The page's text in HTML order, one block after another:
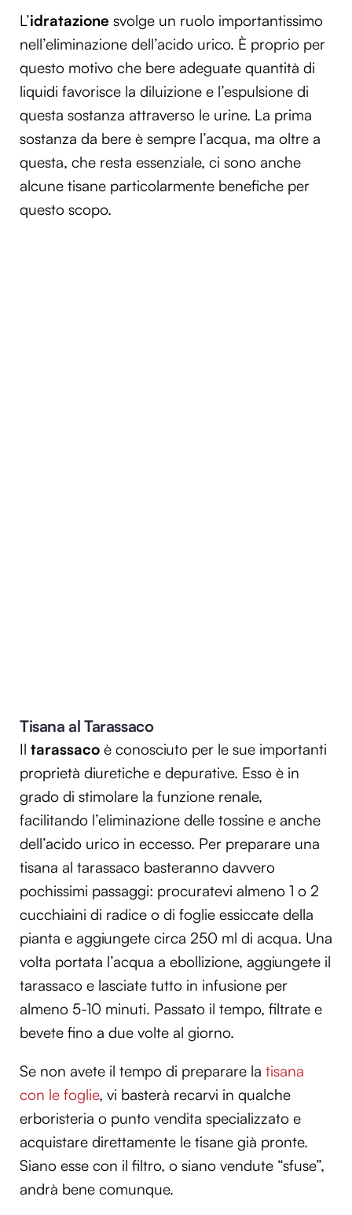
L’idratazione svolge un ruolo importantissimo
nell’eliminazione dell’acido urico. È proprio per
questo motivo che bere adeguate quantità di
liquidi favorisce la diluizione e l’espulsione di
questa sostanza attraverso le urine. La prima
sostanza da bere è sempre l’acqua, ma oltre a
questa, che resta essenziale, ci sono anche
alcune tisane particolarmente benefiche per
questo scopo.
Tisana al Tarassaco
Il tarassaco è conosciuto per le sue importanti
proprietà diuretiche e depurative. Esso è in
grado di stimolare la funzione renale,
facilitando l’eliminazione delle tossine e anche
dell’acido urico in eccesso. Per preparare una
tisana al tarassaco basteranno davvero
pochissimi passaggi: procuratevi almeno 1 o 2
cucchiaini di radice o di foglie essiccate della
pianta e aggiungete circa 250 ml di acqua. Una
volta portata l’acqua a ebollizione, aggiungete il
tarassaco e lasciate tutto in infusione per
almeno 5-10 minuti. Passato il tempo, filtrate e
bevete fino a due volte al giorno.
Se non avete il tempo di preparare la tisana
con le foglie, vi basterà recarvi in qualche
erboristeria o punto vendita specializzato e
acquistare direttamente le tisane già pronte.
Siano esse con il filtro, o siano vendute “sfuse”,
andrà bene comunque.